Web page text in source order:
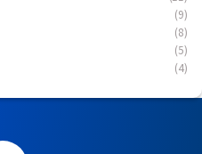
(9)
(8)
(5)
(4)